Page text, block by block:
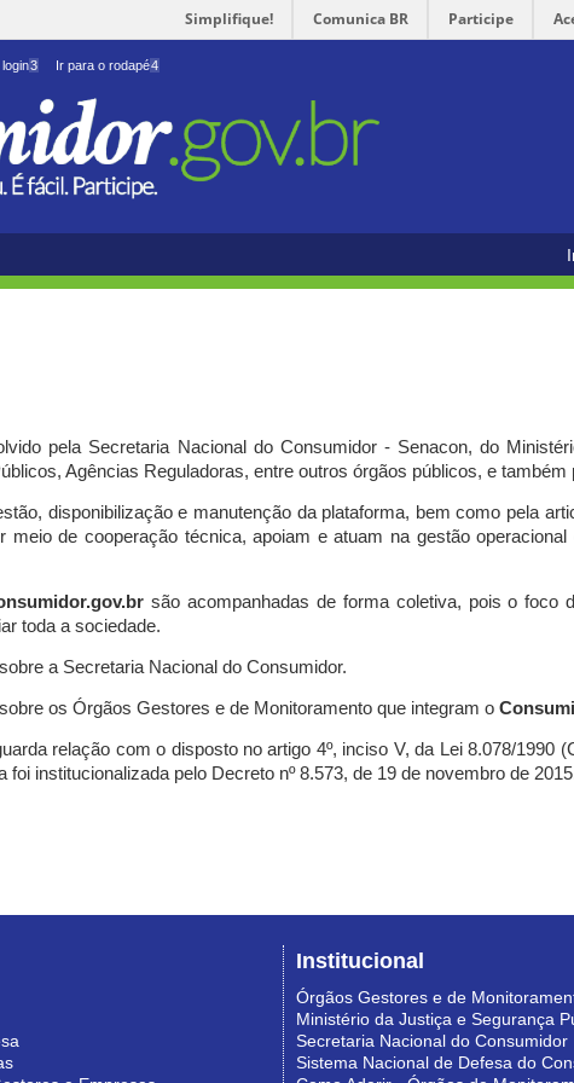
Simplifique! Comunica BR Participe
3 Ir para o rodapé4
pela Secretaria Nacional do Consumidor - Senacon, do
Agências Reguladoras, entre outros órgãos públicos, e também
disponibilização e manutenção da plataforma, bem como pela
meio de cooperação técnica, apoiam e atuam na gestão
são acompanhadas de forma coletiva, pois o foco
toda a sociedade.
a Secretaria Nacional do Consumidor.
os Órgãos Gestores e de Monitoramento que integram o
relação com o disposto no artigo 4º, inciso V, da Lei 8.078/1990
foi institucionalizada pelo Decreto nº 8.573, de 19 de novembro de
Institucional
Órgãos Gestores e de
Ministério da Justiça e Segurança
Secretaria Nacional do Consumidor
Sistema Nacional de Defesa do